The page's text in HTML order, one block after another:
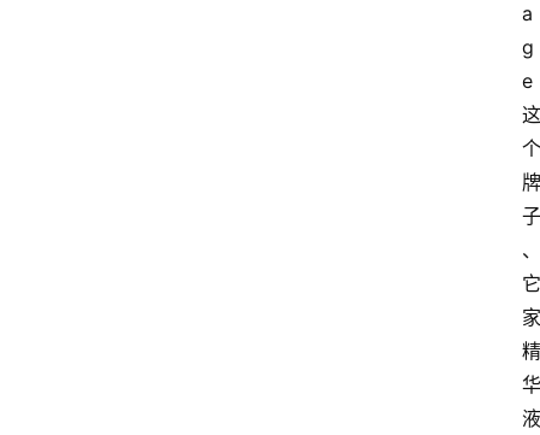
a
g
e
这
个
牌
子
、
它
家
精
华
液